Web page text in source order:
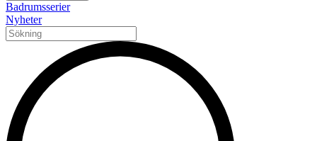
Badrumsserier
Nyheter